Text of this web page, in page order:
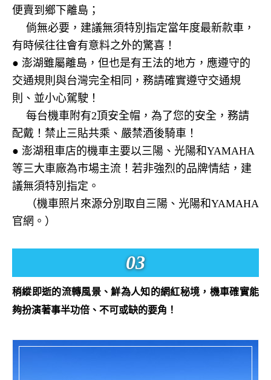
便賣到鄉下離島；
倘無必要，建議無須特別指定當年度最新款車，
有時候往往會有意料之外的驚喜！
● 澎湖雖屬離島，但也是有王法的地方，應遵守的
交通規則與台灣完全相同，務請確實遵守交通規
則、並小心駕駛！
每台機車附有2頂安全帽，為了您的安全，務請
配戴！禁止三貼共乘、嚴禁酒後騎車！
● 澎湖租車店的機車主要以三陽、光陽和YAMAHA
等三大車廠為市場主流！若非強烈的品牌情結，建
議無須特別指定。
（機車照片來源分別取自三陽、光陽和YAMAHA
官網。）
03
稍縱即逝的流轉風景、鮮為人知的網紅秘境，機車確實能
夠扮演著事半功倍、不可或缺的要角！